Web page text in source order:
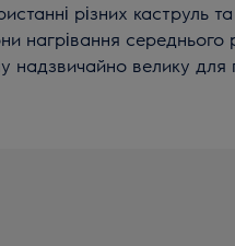
різних каструль
нагрівання середнього
надзвичайно велику для